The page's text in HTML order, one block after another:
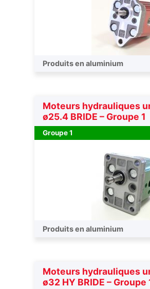
Produits en aluminium
Moteurs hydrauliques
ø25.4 BRIDE – Groupe 1
Groupe 1
Produits en aluminium
Moteurs hydrauliques
ø32 HY BRIDE – Groupe